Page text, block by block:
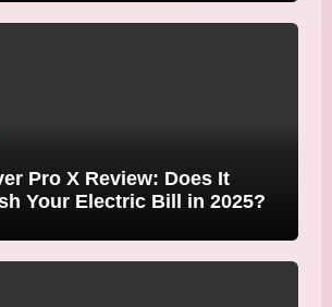
Pro X Review: Does It
Your Electric Bill in 2025?